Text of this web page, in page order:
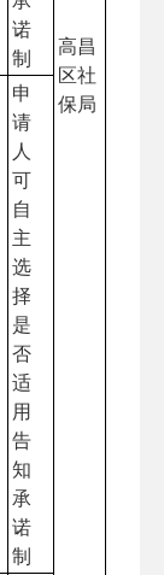
高昌
区社
保局
诺
制
申
请
人
可
自
主
选
择
是
否
适
用
告
知
承
诺
制